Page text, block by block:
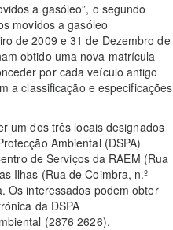
a gasóleo”, o segundo
movidos a gasóleo
de 2009 e 31 de Dezembro de
obtido uma nova matrícula
por cada veículo antigo
a classificação e especificações
um dos três locais designados
Ambiental (DSPA)
de Serviços da RAEM (Rua
Ilhas (Rua de Coimbra, n.º
Os interessados podem obter
da DSPA
(2876 2626).